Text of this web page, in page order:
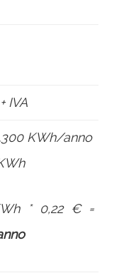
IVA
KWh/anno
* 0,22 € =